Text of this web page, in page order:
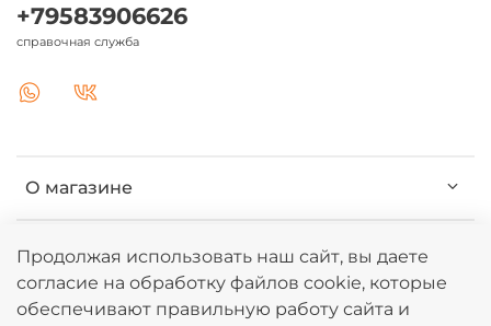
О магазине
Клиентам
Информация
+79583906626
справочная служба
Продолжая использовать наш сайт, вы даете
согласие на обработку файлов cookie, которые
обеспечивают правильную работу сайта и